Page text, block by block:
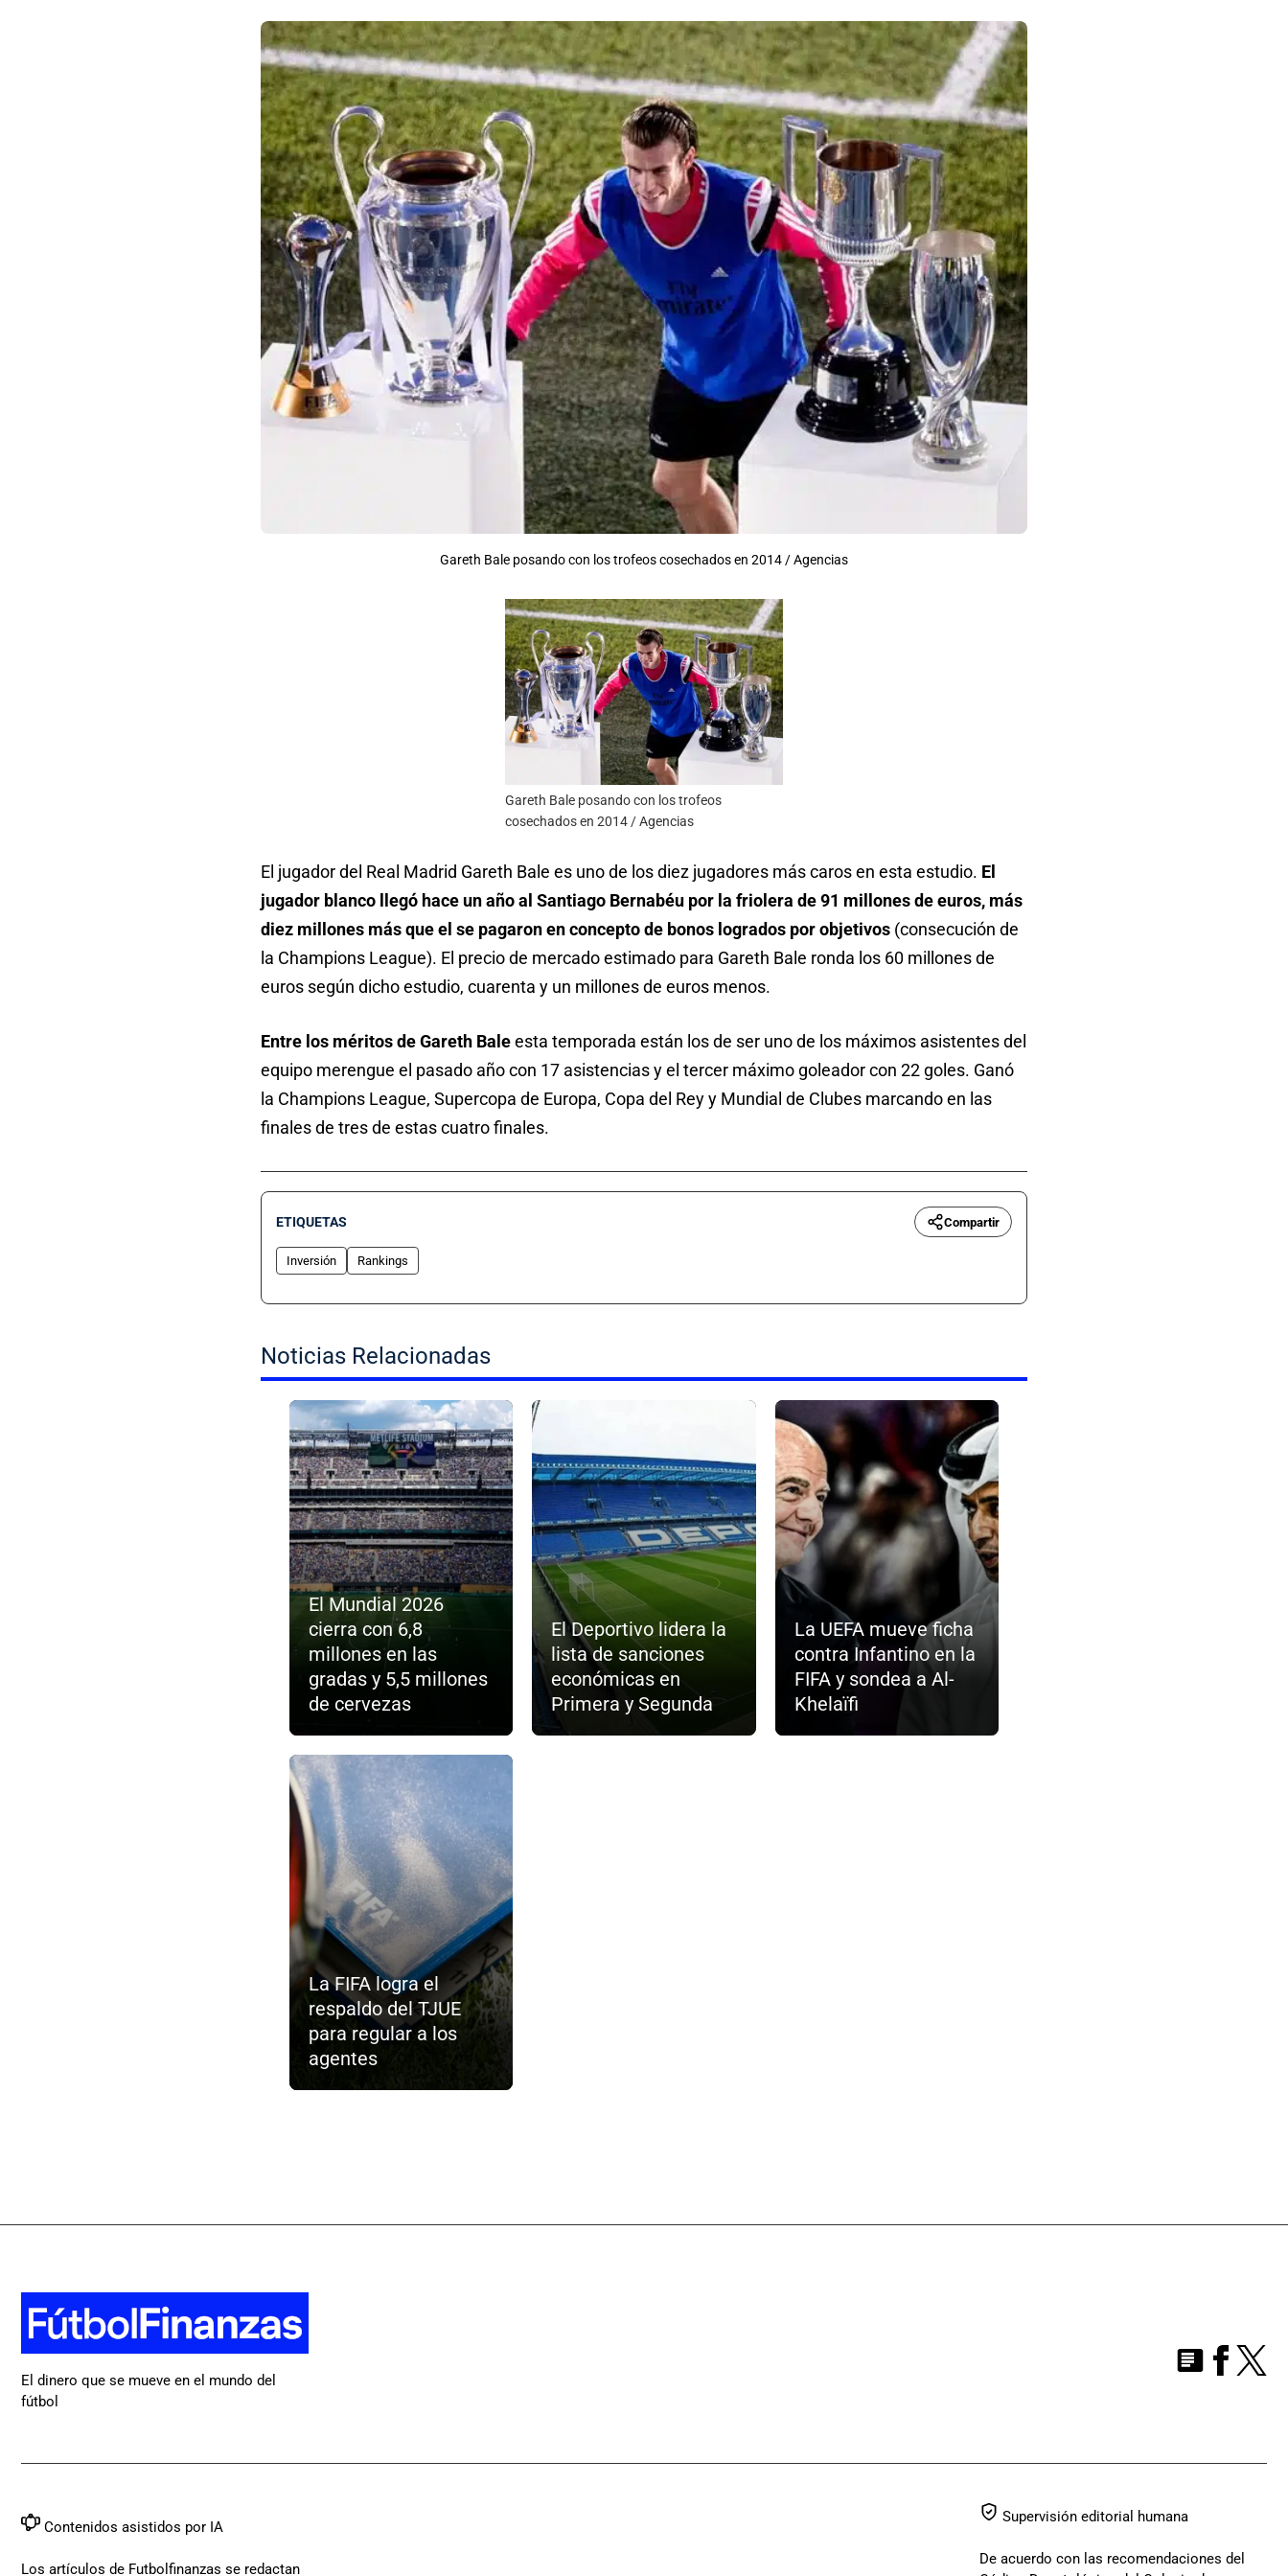
Gareth Bale posando con los trofeos cosechados en 2014 / Agencias
Gareth Bale posando con los trofeos
cosechados en 2014 / Agencias
El jugador del Real Madrid Gareth Bale es uno de los diez jugadores más caros en esta estudio. El
jugador blanco llegó hace un año al Santiago Bernabéu por la friolera de 91 millones de euros, más
diez millones más que el se pagaron en concepto de bonos logrados por objetivos (consecución de
la Champions League). El precio de mercado estimado para Gareth Bale ronda los 60 millones de
euros según dicho estudio, cuarenta y un millones de euros menos.
Entre los méritos de Gareth Baleesta temporada están los de ser uno de los máximos asistentes del
equipo merengue el pasado año con 17 asistencias y el tercer máximo goleador con 22 goles. Ganó
la Champions League, Supercopa de Europa, Copa del Rey y Mundial de Clubes marcando en las
finales de tres de estas cuatro finales.
ETIQUETAS Compartir
Inversión Rankings
Noticias Relacionadas
El Mundial 2026
cierra con 6,8
millones en las
gradas y 5,5 millones
de cervezas
El Deportivo lidera la
lista de sanciones
económicas en
Primera y Segunda
La UEFA mueve ficha
contra Infantino en la
FIFA y sondea a Al-
Khelaïfi
La FIFA logra el
respaldo del TJUE
para regular a los
agentes
El dinero que se mueve en el mundo del
fútbol
Contenidos asistidos por IA
Los artículos de Futbolfinanzas se redactan
Supervisión editorial humana
De acuerdo con las recomendaciones del